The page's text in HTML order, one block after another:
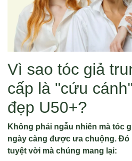
Vì sao tóc giả
cấp là "cứu
đẹp U50+?
Không phải ngẫu nhiên mà tóc
ngày càng được ưa chuộng. Đó
tuyệt vời mà chúng mang lại: